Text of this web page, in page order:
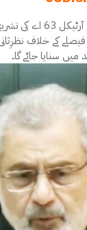
سپریم کورٹ آف
فیصلے کے خلاف
سنایا جائے گا۔